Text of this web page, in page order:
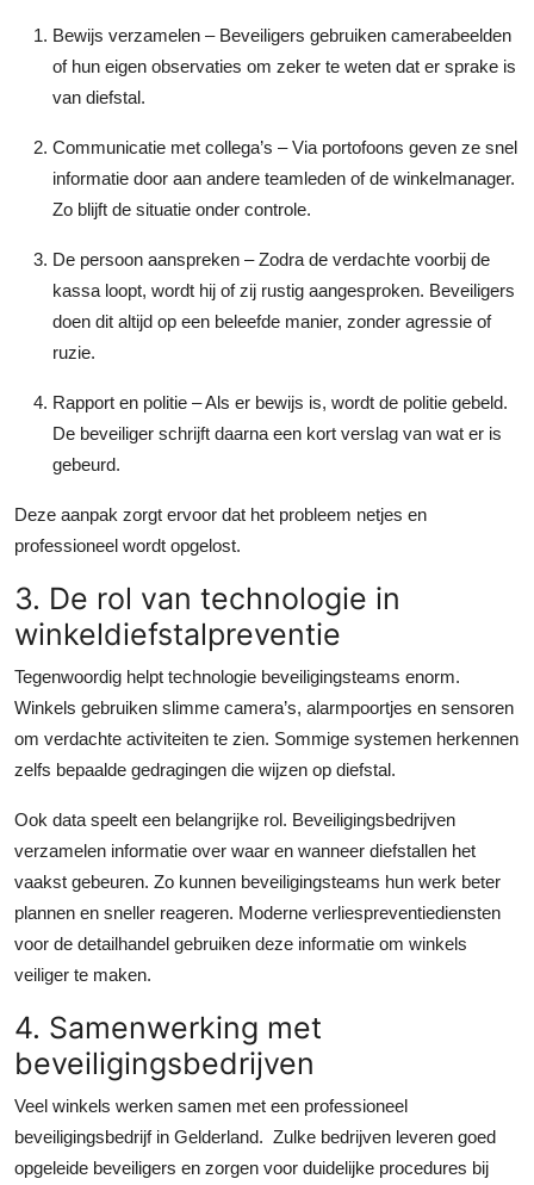
Bewijs verzamelen – Beveiligers gebruiken camerabeelden
of hun eigen observaties om zeker te weten dat er sprake is
van diefstal.
Communicatie met collega’s – Via portofoons geven ze snel
informatie door aan andere teamleden of de winkelmanager.
Zo blijft de situatie onder controle.
De persoon aanspreken – Zodra de verdachte voorbij de
kassa loopt, wordt hij of zij rustig aangesproken. Beveiligers
doen dit altijd op een beleefde manier, zonder agressie of
ruzie.
Rapport en politie – Als er bewijs is, wordt de politie gebeld.
De beveiliger schrijft daarna een kort verslag van wat er is
gebeurd.
Deze aanpak zorgt ervoor dat het probleem netjes en
professioneel wordt opgelost.
3. De rol van technologie in
winkeldiefstalpreventie
Tegenwoordig helpt technologie beveiligingsteams enorm.
Winkels gebruiken slimme camera’s, alarmpoortjes en sensoren
om verdachte activiteiten te zien. Sommige systemen herkennen
zelfs bepaalde gedragingen die wijzen op diefstal.
Ook data speelt een belangrijke rol. Beveiligingsbedrijven
verzamelen informatie over waar en wanneer diefstallen het
vaakst gebeuren. Zo kunnen beveiligingsteams hun werk beter
plannen en sneller reageren. Moderne verliespreventiediensten
voor de detailhandel gebruiken deze informatie om winkels
veiliger te maken.
4. Samenwerking met
beveiligingsbedrijven
Veel winkels werken samen met een professioneel
beveiligingsbedrijf in Gelderland. Zulke bedrijven leveren goed
opgeleide beveiligers en zorgen voor duidelijke procedures bij